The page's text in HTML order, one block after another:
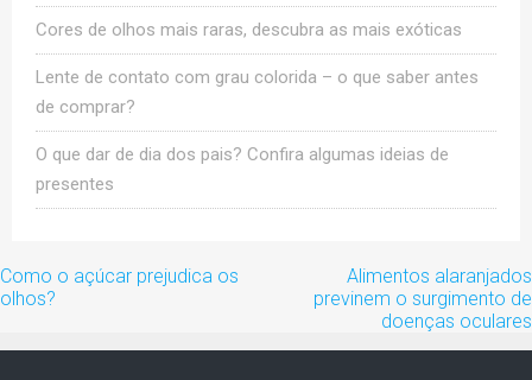
Cores de olhos mais raras, descubra as mais exóticas
Lente de contato com grau colorida – o que saber antes
de comprar?
O que dar de dia dos pais? Confira algumas ideias de
presentes
Navegação
de
Como o açúcar prejudica os
olhos?
Alimentos alaranjados
previnem o surgimento de
doenças oculares